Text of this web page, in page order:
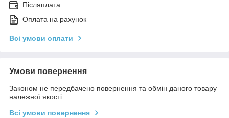
Післяплата
Оплата на рахунок
Всі умови оплати
Умови повернення
Законом не передбачено повернення та обмін даного товару
належної якості
Всі умови повернення